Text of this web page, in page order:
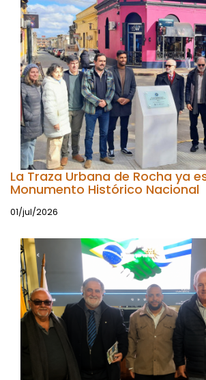
La Traza Urbana de Rocha ya
Monumento Histórico Nacional
01/jul/2026